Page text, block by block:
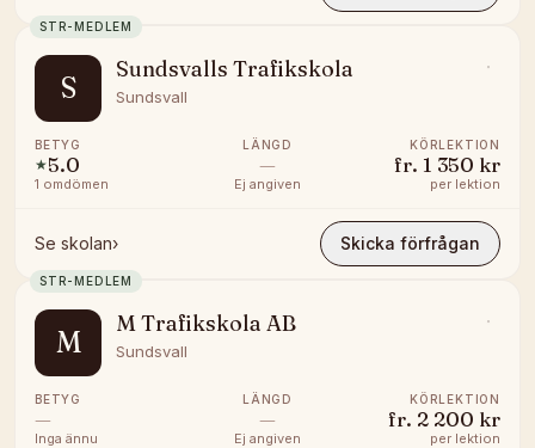
STR-MEDLEM
S
Sundsvalls Trafikskola
Sundsvall
BETYG
★5.0
1 omdömen
LÄNGD
—
Ej angiven
KÖRLEKTION
fr. 1 350 kr
per lektion
Se skolan› Skicka förfrågan
STR-MEDLEM
M
M Trafikskola AB
Sundsvall
BETYG
—
Inga ännu
LÄNGD
—
Ej angiven
KÖRLEKTION
fr. 2 200 kr
per lektion